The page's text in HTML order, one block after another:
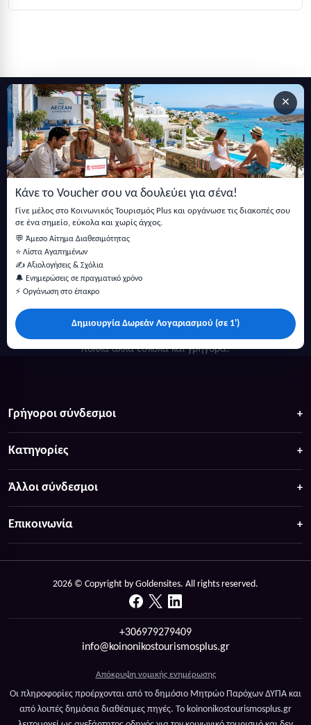
×
Κάνε το Voucher σου να δουλεύει για σένα!
Γίνε μέλος στο Κοινωνικός Τουρισμός Plus και οργάνωσε τις διακοπές σου
σε ένα σημείο, εύκολα και χωρίς άγχος.
💬 Άμεσο Αίτημα Διαθεσιμότητας
⭐ Λίστα Αγαπημένων
✍️ Αξιολογήσεις & Σχόλια
🔔 Ενημερώσεις σε πραγματικό χρόνο
⚡ Οργάνωση στο έπακρο
Δημιουργία Δωρεάν Λογαριασμού (σε 1')
Εγγραφείτε στο newsletter μας
Μείνετε ενημερωμένοι με τις τελευταίες ειδήσεις, ανακοινώσεις
και άρθρα.
πολλά άλλα ευκολα και γρήγορα!
Γρήγοροι σύνδεσμοι
Κατηγορίες
Άλλοι σύνδεσμοι
Επικοινωνία
2026 © Copyright by Goldensites. All rights reserved.
+306979279409
info@koinonikostourismosplus.gr
Απόκρυψη νομικής ενημέρωσης
Οι πληροφορίες προέρχονται από το δημόσιο Μητρώο Παρόχων ΔΥΠΑ και
από λοιπές δημόσια διαθέσιμες πηγές. Το koinonikostourismosplus.gr